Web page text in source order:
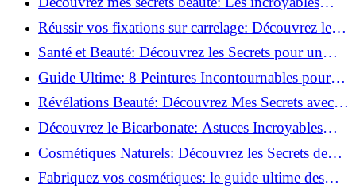
vertus du curcuma!
Réussir vos fixations sur carrelage: Découvrez les
astuces infaillibles !
Santé et Beauté: Découvrez les Secrets pour un
Bien-être Optimal!
Guide Ultime: 8 Peintures Incontournables pour
Bois Extérieurs!
Révélations Beauté: Découvrez Mes Secrets avec le
Thé Vert Matcha!
Découvrez le Bicarbonate: Astuces Incroyables
pour Votre Quotidien!
Cosmétiques Naturels: Découvrez les Secrets de
Beauté Éco-responsables!
Fabriquez vos cosmétiques: le guide ultime des